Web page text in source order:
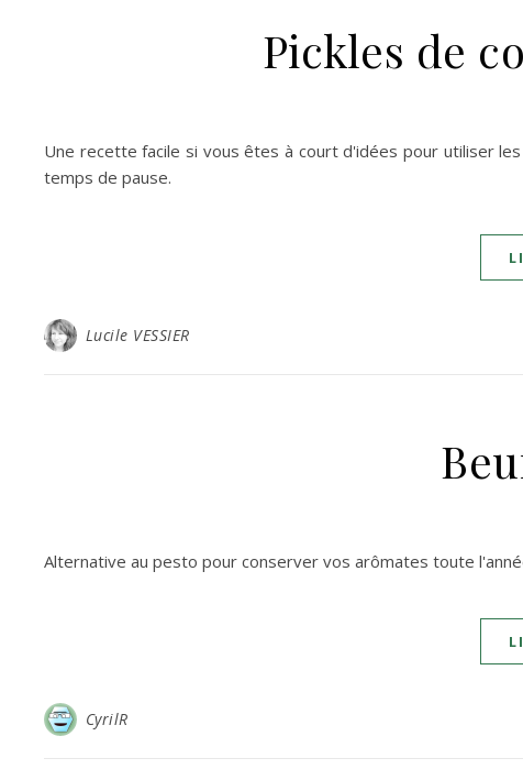
Pickles de
Une recette facile si vous êtes à court d'idées pour utiliser
temps de pause.
Lucile VESSIER
Alternative au pesto pour conserver vos arômates toute
CyrilR